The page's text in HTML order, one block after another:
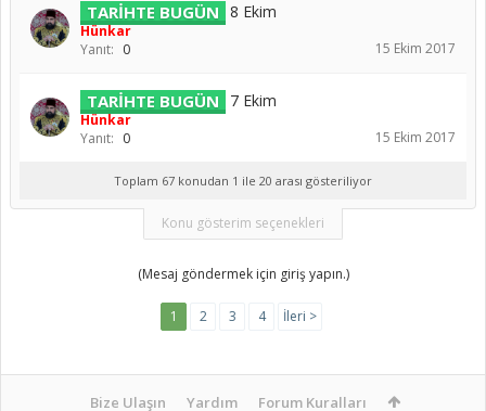
TARİHTE BUGÜN 8 Ekim
Hünkar
Yanıt: 0 15 Ekim 2017
TARİHTE BUGÜN 7 Ekim
Hünkar
Yanıt: 0 15 Ekim 2017
Toplam 67 konudan 1 ile 20 arası gösteriliyor
Konu gösterim seçenekleri
(Mesaj göndermek için giriş yapın.)
1 2 3 4 İleri >
Bize Ulaşın Yardım Forum Kuralları